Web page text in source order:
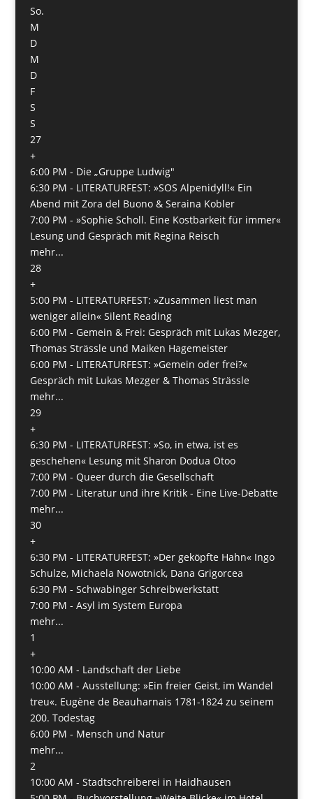
So.
M
D
M
D
F
S
S
27
+
6:00 PM - Die „Gruppe Ludwig"
6:30 PM - LITERATURFEST: »SOS Alpenidyll!« Ein
Abend mit Zora del Buono & Seraina Kobler
7:00 PM - »Sophie Scholl. Eine Kostbarkeit für immer«
Lesung und Gespräch mit Regina Reisch
mehr...
28
+
5:00 PM - LITERATURFEST: »Zusammen liest man
weniger allein« Silent Reading
6:00 PM - Gemein & Frei: Gespräch mit Lukas Mezger,
Thomas Strässle und Maiken Hagemeister
6:00 PM - LITERATURFEST: »Gemein oder frei?«
Gespräch mit Lukas Mezger & Thomas Strässle
mehr...
29
+
6:30 PM - LITERATURFEST: »So, in etwa, ist es
geschehen« Lesung mit Sharon Dodua Otoo
7:00 PM - Queer durch die Gesellschaft
7:00 PM - Literatur und ihre Kritik - Eine Live-Debatte
mehr...
30
+
6:30 PM - LITERATURFEST: »Der geköpfte Hahn« Ingo
Schulze, Michaela Nowotnick, Dana Grigorcea
6:30 PM - Schwabinger Schreibwerkstatt
7:00 PM - Asyl im System Europa
mehr...
1
+
10:00 AM - Landschaft der Liebe
10:00 AM - Ausstellung: »Ein freier Geist, im Wandel
treu«. Eugène de Beauharnais 1781-1824 zu seinem
200. Todestag
6:00 PM - Mensch und Natur
mehr...
2
10:00 AM - Stadtschreiberei in Haidhausen